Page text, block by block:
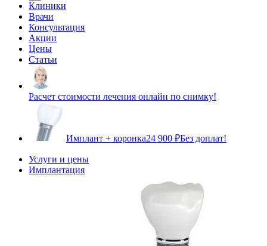
Клиники
Врачи
Консультация
Акции
Цены
Статьи
Расчет стоимости лечения онлайн по снимку!
Имплант + коронка24 900 ₽Без доплат!
Услуги и цены
Имплантация